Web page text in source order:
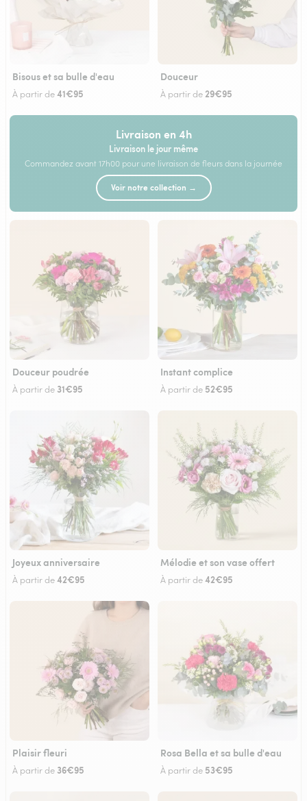
Bisous et sa bulle d'eau
À partir de41€95
Douceur
À partir de 29€95
Livraison en 4h
Livraison le jour même
Commandez avant 17h00 pour une livraison de fleurs dans la journée
Voir notre collection →
Douceur poudrée
À partir de 31€95
Instant complice
À partir de 52€95
Joyeux anniversaire
À partir de42€95
Mélodie et son vase offert
À partir de42€95
Plaisir fleuri
À partir de 36€95
Rosa Bella et sa bulle d'eau
À partir de 53€95